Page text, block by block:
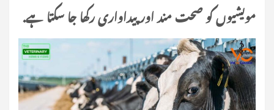
مویشیوں کو صحت مند اور پیداواری رکھا جا سکتا ہے.